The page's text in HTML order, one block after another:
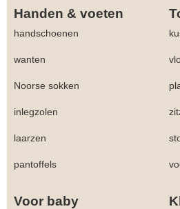
Handen & voeten
handschoenen
wanten
Noorse sokken
inlegzolen
laarzen
pantoffels
Voor baby